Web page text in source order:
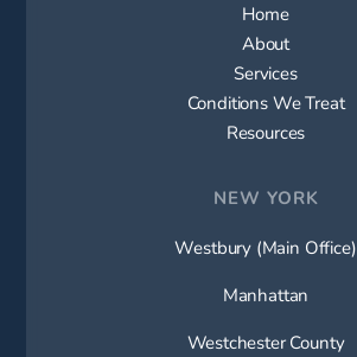
Home
About
Services
Conditions We Treat
Resources
NEW YORK
Westbury (Main Office)
Manhattan
Westchester County